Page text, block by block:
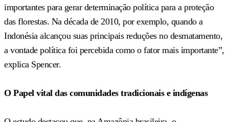
importantes para gerar determinação política para a proteção
das florestas. Na década de 2010, por exemplo, quando a
Indonésia alcançou suas principais reduções no desmatamento,
a vontade política foi percebida como o fator mais importante”,
explica Spencer.
O Papel vital das comunidades tradicionais e indígenas